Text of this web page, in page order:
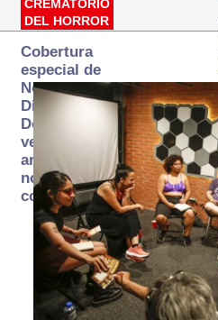
CREMATORIO
DEL HORROR
Cobertura
especial de
Norte
Digital:
Donde la
verdad
arde… pero
no se
consume